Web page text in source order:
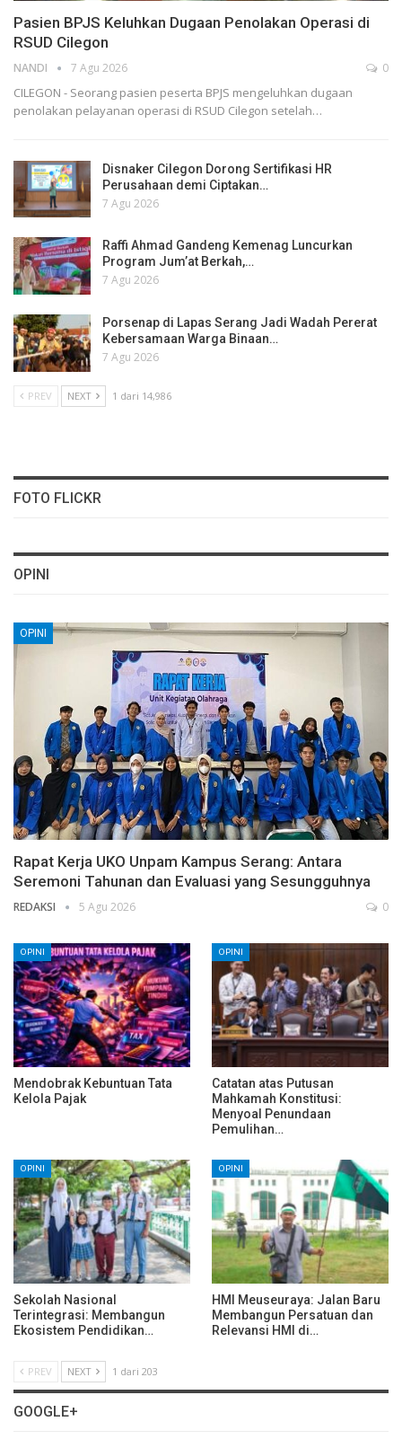
Pasien BPJS Keluhkan Dugaan Penolakan Operasi di
RSUD Cilegon
NANDI 7 Agu 2026 0
CILEGON - Seorang pasien peserta BPJS mengeluhkan dugaan
penolakan pelayanan operasi di RSUD Cilegon setelah…
Disnaker Cilegon Dorong Sertifikasi HR
Perusahaan demi Ciptakan…
7 Agu 2026
Raffi Ahmad Gandeng Kemenag Luncurkan
Program Jum’at Berkah,…
7 Agu 2026
Porsenap di Lapas Serang Jadi Wadah Pererat
Kebersamaan Warga Binaan…
7 Agu 2026
PREV NEXT 1 dari 14,986
FOTO FLICKR
OPINI
OPINI
Rapat Kerja UKO Unpam Kampus Serang: Antara
Seremoni Tahunan dan Evaluasi yang Sesungguhnya
REDAKSI 5 Agu 2026 0
OPINI
Mendobrak Kebuntuan Tata
Kelola Pajak
OPINI
Catatan atas Putusan
Mahkamah Konstitusi:
Menyoal Penundaan
Pemulihan…
OPINI
Sekolah Nasional
Terintegrasi: Membangun
Ekosistem Pendidikan…
OPINI
HMI Meuseuraya: Jalan Baru
Membangun Persatuan dan
Relevansi HMI di…
PREV NEXT 1 dari 203
GOOGLE+